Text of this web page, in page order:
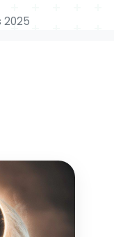
2025